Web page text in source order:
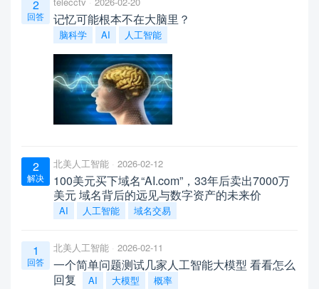
2
回答 记忆可能根本不在大脑里？
脑科学 AI 人工智能
2
解决
北美人工智能 2026-02-12
100美元买下域名“AI.com”，33年后卖出7000万
美元 域名背后的远见与数字资产的未来价
AI 人工智能 域名交易
1
回答
北美人工智能 2026-02-11
一个简单问题测试几家人工智能大模型 看看怎么
回复
AI 大模型 概率